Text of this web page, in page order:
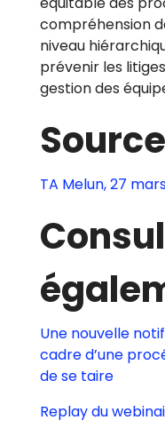
compréhension
niveau
prévenir les
gestion des
TA Melun, 27
Une nouvelle
cadre d’une
de se taire
Replay du